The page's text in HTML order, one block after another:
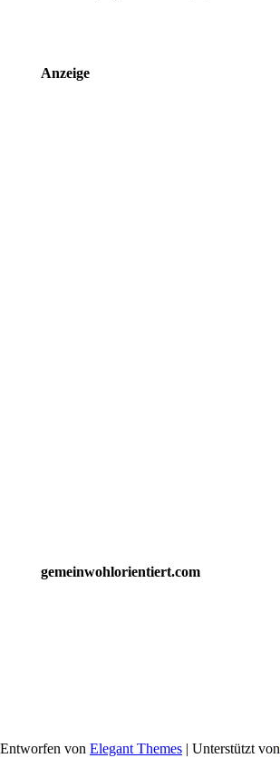
Anzeige
gemeinwohlorientiert.com
Entworfen von Elegant Themes | Unterstützt von